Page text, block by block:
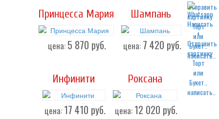
написать..
написать..
Принцесса Мария
цена: 5 870 руб.
Шампань
цена: 7 420 руб.
Инфинити
цена: 17 410 руб.
Роксана
цена: 12 020 руб.